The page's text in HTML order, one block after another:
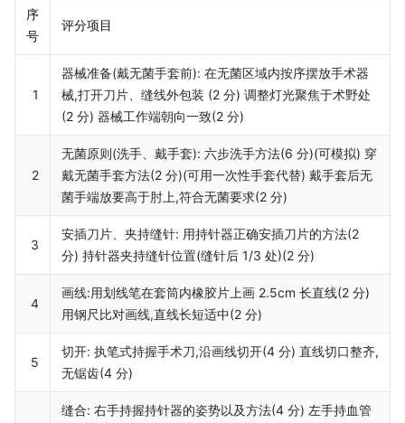
序
号
评分项目
1
器械准备(戴无菌手套前): 在无菌区域内按序摆放手术器
械,打开刀片、缝线外包装 (2 分) 调整灯光聚焦于术野处
(2 分) 器械工作端朝向一致(2 分)
2
无菌原则(洗手、戴手套): 六步洗手方法(6 分)(可模拟) 穿
戴无菌手套方法(2 分)(可用一次性手套代替) 戴手套后无
菌手端放要高于肘上,符合无菌要求(2 分)
3
安插刀片、夹持缝针: 用持针器正确安插刀片的方法(2
分) 持针器夹持缝针位置(缝针后 1/3 处)(2 分)
4
画线:用划线笔在套筒内橡胶片上画 2.5cm 长直线(2 分)
用钢尺比对画线,直线长短适中(2 分)
5
切开: 执笔式持握手术刀,沿画线切开(4 分) 直线切口整齐,
无锯齿(4 分)
缝合: 右手持握持针器的姿势以及方法(4 分) 左手持血管